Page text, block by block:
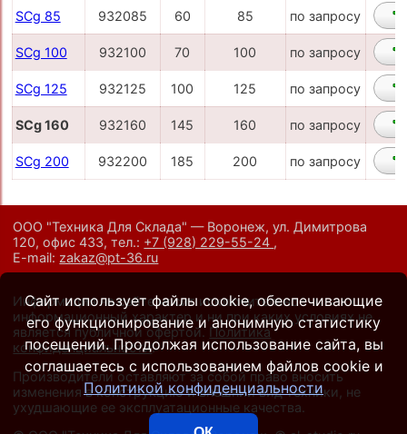
SCg 85 932085 60 85 по запросу
SCg 100 932100 70 100 по запросу
SCg 125 932125 100 125 по запросу
SCg 160 932160 145 160 по запросу
SCg 200 932200 185 200 по запросу
ООО "Техника Для Склада" — Воронеж, ул. Димитрова
120, офис 433,тел.: +7 (928) 229-55-24 ,
E-mail: zakaz@pt-36.ru
Информация на сайте носит исключительно
информационный характер и ни при каких условиях не
является публичной офертой. Политика
конфиденциальности.
Производители оставляют за собой право вносить
изменения в конструкцию и внешний вид техники, не
ухудшающие ее эксплуатационные качества.
Сайт использует файлы cookie, обеспечивающие
его функционирование и анонимную статистику
посещений. Продолжая использование сайта, вы
соглашаетесь с использованием файлов cookie и
Политикой конфиденциальности